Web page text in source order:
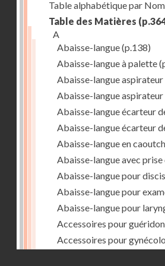
Table alphabétique par
Table des Matières
A
Abaisse-langue(p.138)
Abaisse-langue à palette
Abaisse-langue aspirateur
Abaisse-langue aspirateur
Abaisse-langue écarteur
Abaisse-langue écarteur
Abaisse-langue en
Abaisse-langue avec
Abaisse-langue pour
Abaisse-langue pour
Abaisse-langue pour
Accessoires pour
Accessoires pour